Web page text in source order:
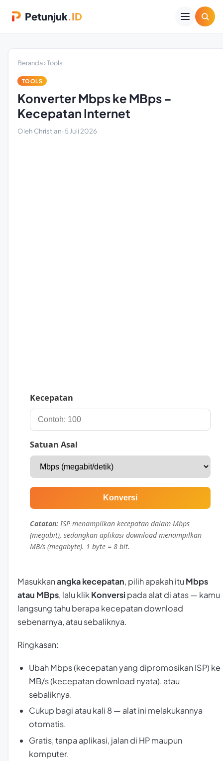
Petunjuk.ID
Beranda›Tools
TOOLS
Konverter Mbps ke MBps –
Kecepatan Internet
Oleh Christian· 5 Juli 2026
Kecepatan
Satuan Asal
Konversi
Catatan: ISP menampilkan kecepatan dalam Mbps
(megabit), sedangkan aplikasi download menampilkan
MB/s (megabyte). 1 byte = 8 bit.
Masukkanangka kecepatan, pilih apakah itu Mbps
atau MBps, lalu klik Konversipada alat di atas — kamu
langsung tahu berapa kecepatan download
sebenarnya, atau sebaliknya.
Ringkasan:
Ubah Mbps (kecepatan yang dipromosikan ISP) ke
MB/s (kecepatan download nyata), atau
sebaliknya.
Cukup bagi atau kali 8 — alat ini melakukannya
otomatis.
Gratis, tanpa aplikasi, jalan di HP maupun
komputer.